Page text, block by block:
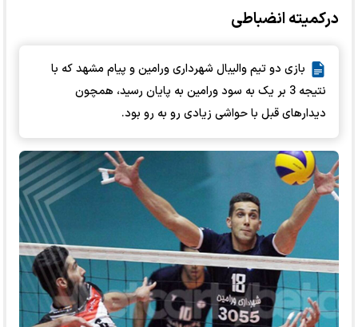
درکمیته انضباطی
بازی دو تیم والیبال شهرداری ورامین و پیام‌ مشهد که با
نتیجه 3 بر یک به سود ورامین به پایان رسید، همچون
دیدارهای قبل با حواشی زیادی رو به رو بود.